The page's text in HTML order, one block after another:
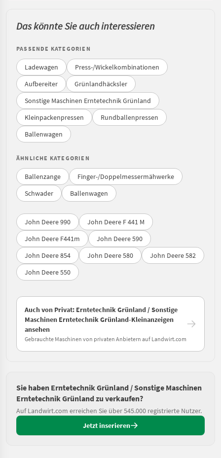
Das könnte Sie auch interessieren
PASSENDE KATEGORIEN
Ladewagen
Press-/Wickelkombinationen
Aufbereiter
Grünlandhäcksler
Sonstige Maschinen Erntetechnik Grünland
Kleinpackenpressen
Rundballenpressen
Ballenwagen
ÄHNLICHE KATEGORIEN
Ballenzange
Finger-/Doppelmessermähwerke
Schwader
Ballenwagen
John Deere 990
John Deere F 441 M
John Deere F441m
John Deere 590
John Deere 854
John Deere 580
John Deere 582
John Deere 550
Auch von Privat: Erntetechnik Grünland / Sonstige
Maschinen Erntetechnik Grünland-Kleinanzeigen
ansehen
Gebrauchte Maschinen von privaten Anbietern auf Landwirt.com
Sie haben Erntetechnik Grünland / Sonstige Maschinen
Erntetechnik Grünland zu verkaufen?
Auf Landwirt.com erreichen Sie über 545.000 registrierte Nutzer.
Jetzt inserieren